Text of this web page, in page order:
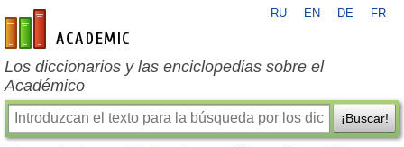
es-academic.com
RU EN DE FR
Los diccionarios y las enciclopedias sobre el
Académico
¡Buscar!